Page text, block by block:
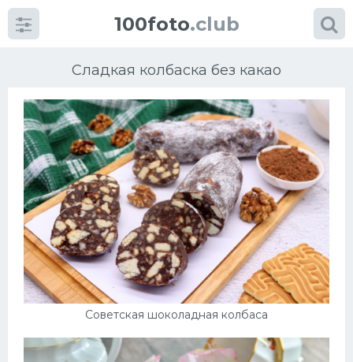
100foto.club
Сладкая колбаска без какао
Советская шоколадная колбаса
Категориикартинок
Супы
Мясные блюда
Печенье
Выпечка